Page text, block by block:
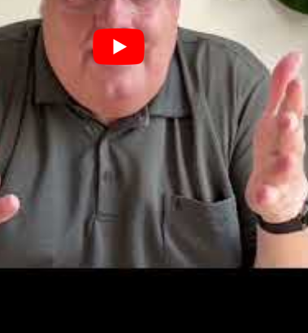
als Arbeitgeber der Zukunft erhalten, die
in Kooperation mit DUP
a.D. „Wir freuen uns sehr über
orientierte Fernhochschule
in Deutschland
“, betont Timo Keppler. „
Homeoffice-Lösungen, Teilzeit- und
der Pandemie! “
reiht sich in eine Vielzahl von Awards ein. Kürzlich
Liste der „Top Anbieter für Weiterbildung 2023“
FernstudiumCheck Top Fernhochschule 2023